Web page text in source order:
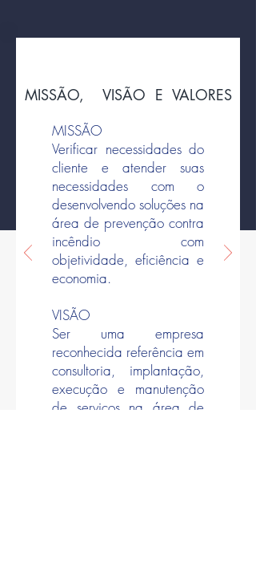
MISSÃO, VISÃO E VALORES
MISSÃO
Verificar necessidades do
cliente e atender suas
necessidades com o
desenvolvendo soluções na
área de prevenção contra
incêndio com
objetividade, eficiência e
economia.
VISÃO
Ser uma empresa
reconhecida referência em
consultoria, implantação,
execução e manutenção
de serviços na área de